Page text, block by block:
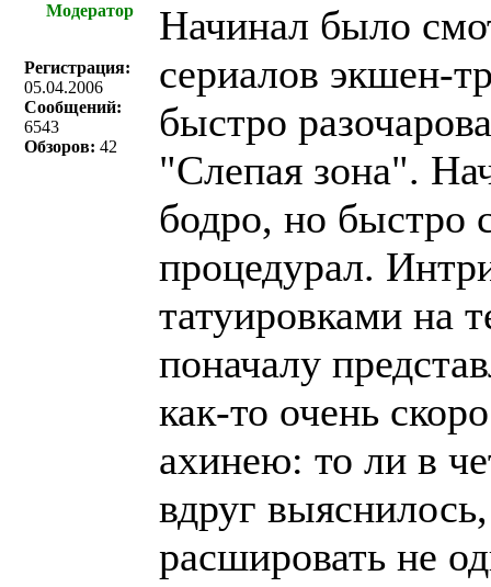
Модератор
Регистрация:
05.04.2006
Сообщений:
6543
Обзоров: 42
Начинал было
сериалов экшен-
быстро
"Слепая зона".
бодро, но быстро
процедурал.
татуировками на
поначалу
как-то очень
ахинею: то ли в
вдруг
расшировать не